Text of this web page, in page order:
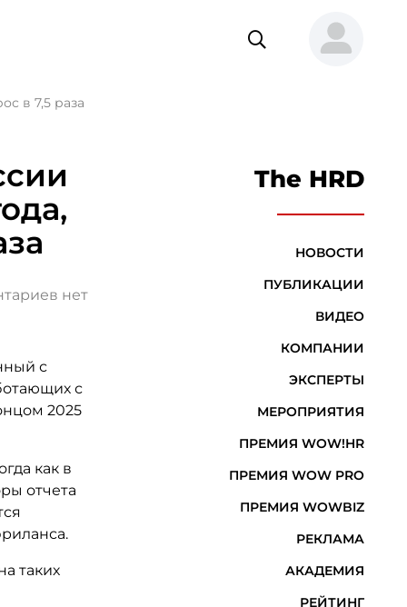
в 7,5 раза
нет
с
с
2025
как в
отчета
таких
The HRD
НОВОСТИ
ПУБЛИКАЦИИ
ВИДЕО
КОМПАНИИ
ЭКСПЕРТЫ
МЕРОПРИЯТИЯ
ПРЕМИЯ WOW!HR
ПРЕМИЯ WOW PRO
ПРЕМИЯ WOWBIZ
РЕКЛАМА
АКАДЕМИЯ
РЕЙТИНГ